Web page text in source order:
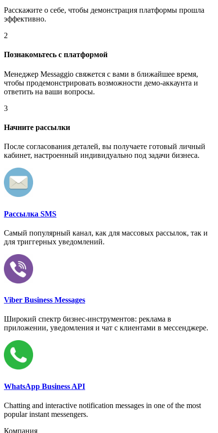
Расскажите о себе, чтобы демонстрация платформы прошла
эффективно.
2
Познакомьтесь с платформой
Менеджер Messaggio свяжется с вами в ближайшее время,
чтобы продемонстрировать возможности демо-аккаунта и
ответить на ваши вопросы.
3
Начните рассылки
После согласования деталей, вы получаете готовый личный
кабинет, настроенный индивидуально под задачи бизнеса.
Рассылка SMS
Самый популярный канал, как для массовых рассылок, так и
для триггерных уведомлений.
Viber Business Messages
Широкий спектр бизнес-инструментов: реклама в
приложении, уведомления и чат с клиентами в мессенджере.
WhatsApp Business API
Chatting and interactive notification messages in one of the most
popular instant messengers.
Компания